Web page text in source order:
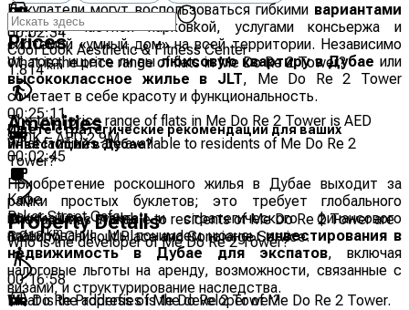
Покупатели могут воспользоваться гибкими вариантами
оплаты, частной парковкой, услугами консьержа и
системой «умный дом» на всей территории. Независимо
от того, ищете ли вылюксовую квартиру в Дубае или
высококлассное жилье в JLT, Me Do Re 2 Tower
сочетает в себе красоту и функциональность.
Ищете стратегические рекомендации для ваших
инвестиций в Дубае?
Приобретение роскошного жилья в Дубае выходит за
рамки простых буклетов; это требует глобального
понимания, такта и стратегического финансового
планирования. Мы понимаем нюансыинвестирования в
недвижимость в Дубае для экспатов, включая
налоговые льготы на аренду, возможности, связанные с
визами, и структурирование наследства.
00:02:34
Cool Look Aesthetic & Fitness Center
1.814km
00:25:11
00:02:45
Кафе
Baker Street Cafe
1.213km
00:16:58
Prices
What is the price range of flats in Me Do Re 2 Tower?
The total price range of flats in Me Do Re 2 Tower is AED
830K – AED 2.9M
Amenities
What facilities are available to residents of Me Do Re 2
Tower?
The facilities available to residents of Me Do Re 2 Tower are
Balcony, Chill out Place and Concierge Service.
Property Details
Who is the developer of Me Do Re 2 Tower?
Me Do Re Properties is the developer of Me Do Re 2 Tower.
What is the address of Me Do Re 2 Tower?